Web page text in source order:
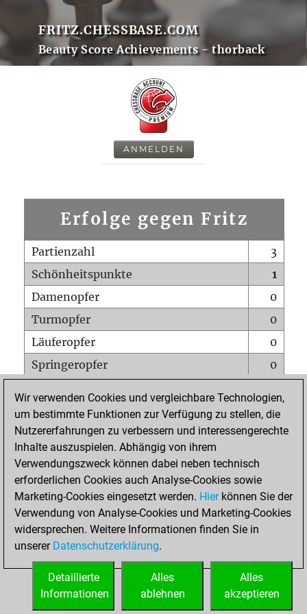
FRITZ.CHESSBASE.COM
Beauty Score Achievements - thorback
ANMELDEN
Erfolge gegen Fritz
Partienzahl
3
Schönheitspunkte
1
Damenopfer
0
Turmopfer
0
Läuferopfer
0
Springeropfer
0
Matt auf vollem Brett
0
Bauer setzt Matt
0
Erstickte Matts
Unterverwandlungen
Türme auf der siebten
0
STARTSEITE
Wir verwenden Cookies und vergleichbare Technologien,
um bestimmte Funktionen zur Verfügung zu stellen, die
Nutzererfahrungen zu verbessern und interessengerechte
Inhalte auszuspielen. Abhängig von ihrem
Verwendungszweck können dabei neben technisch
erforderlichen Cookies auch Analyse-Cookies sowie
Marketing-Cookies eingesetzt werden. Hierkönnen Sie der
Verwendung von Analyse-Cookies und Marketing-Cookies
widersprechen. Weitere Informationen finden Sie in
unserer Datenschutzerklärung.
Alles
akzeptieren
Alles
ablehnen
Detaillierte
Informationen